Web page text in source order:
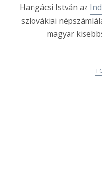
Hangácsi István az
szlovákiai
magyar